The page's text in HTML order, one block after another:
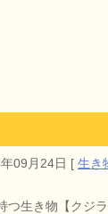
09月24日 [ 生き
生き物【クジラ